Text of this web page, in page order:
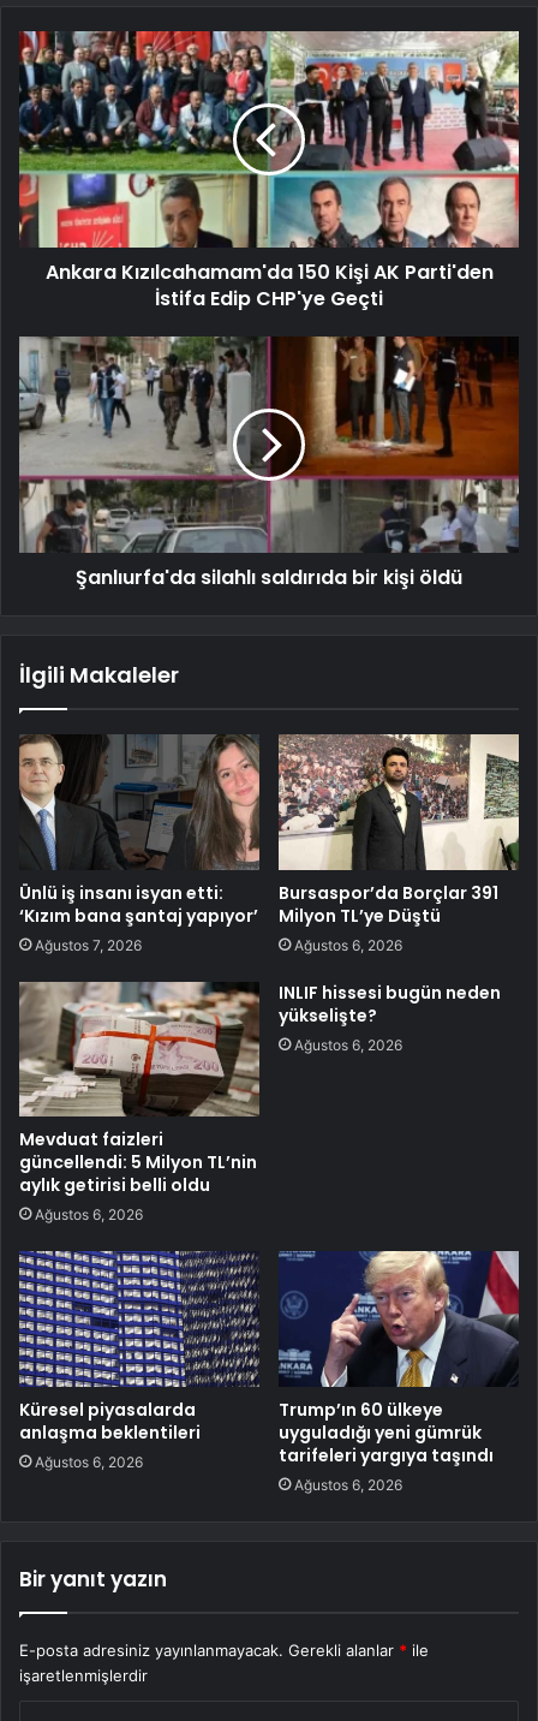
Ankara Kızılcahamam'da 150 Kişi AK Parti'den
İstifa Edip CHP'ye Geçti
Şanlıurfa'da silahlı saldırıda bir kişi öldü
İlgili Makaleler
Ünlü iş insanı isyan etti:
‘Kızım bana şantaj yapıyor’
Ağustos 7, 2026
Bursaspor’da Borçlar 391
Milyon TL’ye Düştü
Ağustos 6, 2026
Mevduat faizleri
güncellendi: 5 Milyon TL’nin
aylık getirisi belli oldu
Ağustos 6, 2026
INLIF hissesi bugün neden
yükselişte?
Ağustos 6, 2026
Küresel piyasalarda
anlaşma beklentileri
Ağustos 6, 2026
Trump’ın 60 ülkeye
uyguladığı yeni gümrük
tarifeleri yargıya taşındı
Ağustos 6, 2026
Bir yanıt yazın
E-posta adresiniz yayınlanmayacak. Gerekli alanlar * ile
işaretlenmişlerdir